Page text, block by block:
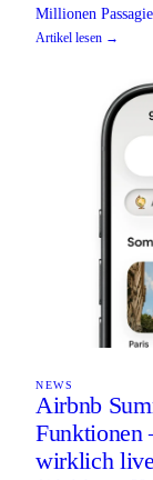
Millionen
Artikel lesen →
NEWS
Airbnb
Funktionen
wirklich